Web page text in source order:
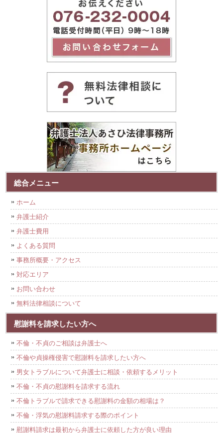
総合メニュー
ホーム
弁護士紹介
弁護士費用
よくある質問
事務所概要・アクセス
対応エリア
お問い合わせ
無料法律相談について
慰謝料を請求したい方へ
不倫・不貞のご相談は弁護士へ
不倫や貞操権侵害で慰謝料を請求したい方へ
男女トラブルについて弁護士に相談・依頼するメリット
不倫・不貞の慰謝料を請求する流れ
不倫トラブルで請求できる慰謝料の金額の相場は？
不倫・浮気の慰謝料請求する際のポイント
慰謝料請求は最初から弁護士に依頼した方が良い理由